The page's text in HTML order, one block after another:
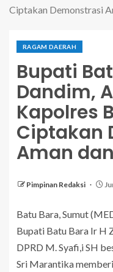
Ciptakan Demonstrasi
RAGAM DAERAH
Bupati
Dandim,
Kapolres
Ciptakan
Aman
Pimpinan Redaksi
Batu Bara, Sumut
Bupati Batu Bara Ir H
DPRD M. Syafi,i SH
Sri Marantika